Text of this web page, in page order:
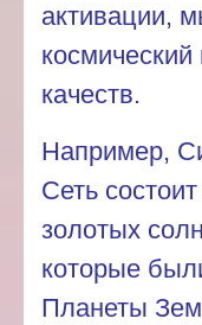
активации,
качеств.
Например,
Сеть
золотых
которые
Планеты